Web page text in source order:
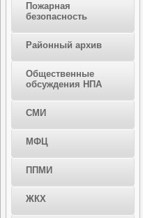
Пожарная
безопасность
Районный архив
Общественные
обсуждения НПА
СМИ
МФЦ
ППМИ
ЖКХ